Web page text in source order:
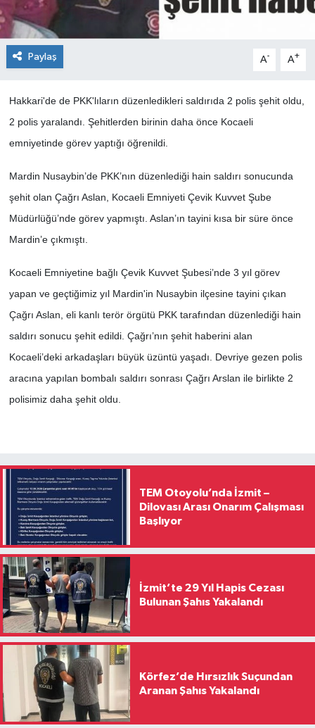
Paylaş A- A+
Hakkari'de de PKK'lıların düzenledikleri saldırıda 2 polis şehit oldu,
2 polis yaralandı. Şehitlerden birinin daha önce Kocaeli
emniyetinde görev yaptığı öğrenildi.
Mardin Nusaybin’de PKK’nın düzenlediği hain saldırı sonucunda
şehit olan Çağrı Aslan, Kocaeli Emniyeti Çevik Kuvvet Şube
Müdürlüğü’nde görev yapmıştı. Aslan’ın tayini kısa bir süre önce
Mardin’e çıkmıştı.
Kocaeli Emniyetine bağlı Çevik Kuvvet Şubesi’nde 3 yıl görev
yapan ve geçtiğimiz yıl Mardin'in Nusaybin ilçesine tayini çıkan
Çağrı Aslan, eli kanlı terör örgütü PKK tarafından düzenlediği hain
saldırı sonucu şehit edildi. Çağrı’nın şehit haberini alan
Kocaeli’deki arkadaşları büyük üzüntü yaşadı. Devriye gezen polis
aracına yapılan bombalı saldırı sonrası Çağrı Arslan ile birlikte 2
polisimiz daha şehit oldu.
TEM Otoyolu’nda İzmit –
Dilovası Arası Onarım Çalışması
Başlıyor
İzmit’te 29 Yıl Hapis Cezası
Bulunan Şahıs Yakalandı
Körfez’de Hırsızlık Suçundan
Aranan Şahıs Yakalandı